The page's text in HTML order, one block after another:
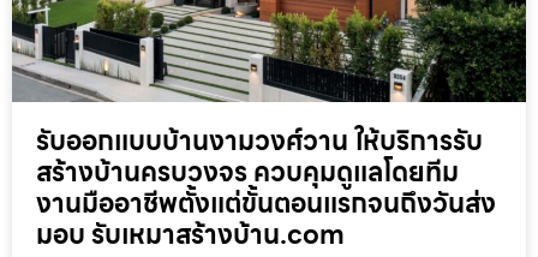
รับออกแบบบ้านงามวงศ์วาน ให้บริการรับ
สร้างบ้านครบวงจร ควบคุมดูแลโดยทีม
งานมืออาชีพตั้งแต่ขั้นตอนแรกจนถึงวันส่ง
มอบ รับเหมาสร้างบ้าน.com